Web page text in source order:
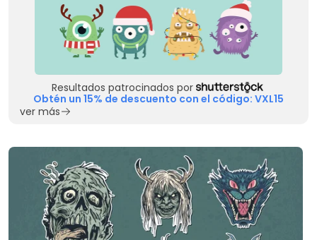
Resultados patrocinados por
Obtén un 15% de descuento con el código: VXL15
ver más